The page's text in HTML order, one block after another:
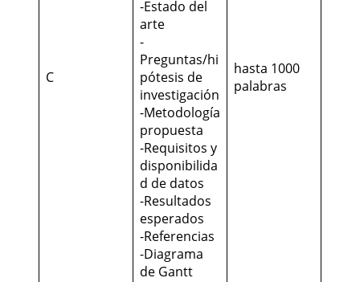
C
-Estado del
arte
-
Preguntas/hi
pótesis de
investigación
-Metodología
propuesta
-Requisitos y
disponibilida
d de datos
-Resultados
esperados
-Referencias
-Diagrama
de Gantt
hasta 1000
palabras